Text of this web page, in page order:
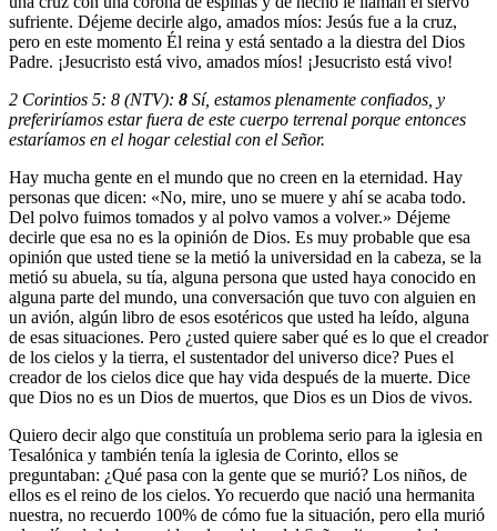
sufriente. Déjeme decirle algo, amados míos: Jesús fue a la cruz,
pero en este momento Él reina y está sentado a la diestra del Dios
Padre. ¡Jesucristo está vivo, amados míos! ¡Jesucristo está vivo!
2 Corintios 5: 8 (NTV): 8 Sí, estamos plenamente confiados, y
preferiríamos estar fuera de este cuerpo terrenal porque entonces
estaríamos en el hogar celestial con el Señor.
Hay mucha gente en el mundo que no creen en la eternidad. Hay
personas que dicen: «No, mire, uno se muere y ahí se acaba todo.
Del polvo fuimos tomados y al polvo vamos a volver.» Déjeme
decirle que esa no es la opinión de Dios. Es muy probable que esa
opinión que usted tiene se la metió la universidad en la cabeza, se la
metió su abuela, su tía, alguna persona que usted haya conocido en
alguna parte del mundo, una conversación que tuvo con alguien en
un avión, algún libro de esos esotéricos que usted ha leído, alguna
de esas situaciones. Pero ¿usted quiere saber qué es lo que el creador
de los cielos y la tierra, el sustentador del universo dice? Pues el
creador de los cielos dice que hay vida después de la muerte. Dice
que Dios no es un Dios de muertos, que Dios es un Dios de vivos.
Quiero decir algo que constituía un problema serio para la iglesia en
Tesalónica y también tenía la iglesia de Corinto, ellos se
preguntaban: ¿Qué pasa con la gente que se murió? Los niños, de
ellos es el reino de los cielos. Yo recuerdo que nació una hermanita
nuestra, no recuerdo 100% de cómo fue la situación, pero ella murió